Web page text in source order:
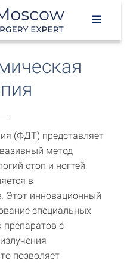
(ФДТ) представляет
метод
стоп и ногтей,
в
Этот инновационный
специальных
с
позволяет